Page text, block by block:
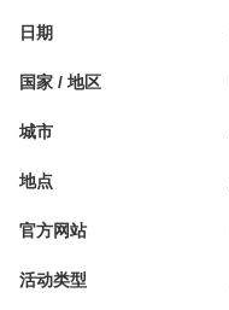
日期
国家 / 地区
城市
地点
官方网站
活动类型